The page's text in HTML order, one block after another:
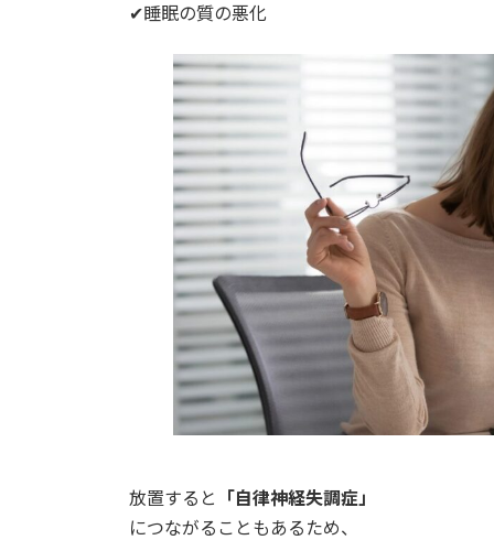
✔︎睡眠の質の悪化
放置すると
「自律神経失調症」
につながることもあるため、